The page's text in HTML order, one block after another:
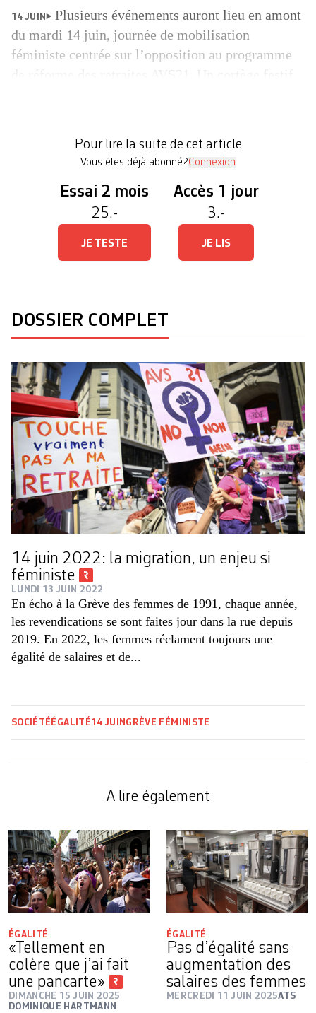
14 JUIN
Plusieurs événements auront lieu en amont
du mardi 14 juin, journée de mobilisation
féministe centrée sur l’opposition au programme
Pour lire la suite de cet article
Vous êtes déjà abonné?Connexion
Essai 2 mois
25.-
JE TESTE
Accès 1 jour
3.-
JE LIS
DOSSIER COMPLET
14 juin 2022: la migration, un enjeu si
féministe
LUNDI 13 JUIN 2022
En écho à la Grève des femmes de 1991, chaque année,
les revendications se sont faites jour dans la rue depuis
2019. En 2022, les femmes réclament toujours une
égalité de salaires et de...
SOCIÉTÉ ÉGALITÉ14 JUIN GRÈVE FÉMINISTE
A lire également
ÉGALITÉ
«Tellement en
colère que j’ai fait
une pancarte»
DIMANCHE 15 JUIN 2025
DOMINIQUE HARTMANN
ÉGALITÉ
Pas d’égalité sans
augmentation des
salaires des femmes
MERCREDI 11 JUIN 2025ATS